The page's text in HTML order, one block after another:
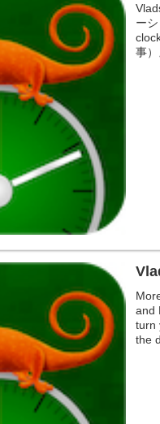
ー
事
and
turn
the